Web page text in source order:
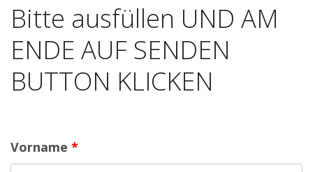
Bitte ausfüllen UND AM
ENDE AUF SENDEN
BUTTON KLICKEN
Vorname *